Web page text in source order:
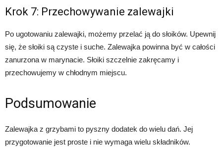
Krok 7: Przechowywanie zalewajki
Po ugotowaniu zalewajki, możemy przelać ją do słoików. Upewnij
się, że słoiki są czyste i suche. Zalewajka powinna być w całości
zanurzona w marynacie. Słoiki szczelnie zakręcamy i
przechowujemy w chłodnym miejscu.
Podsumowanie
Zalewajka z grzybami to pyszny dodatek do wielu dań. Jej
przygotowanie jest proste i nie wymaga wielu składników.